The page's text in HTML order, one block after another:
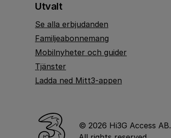
Utvalt
Se alla erbjudanden
Familjeabonnemang
Mobilnyheter och guider
Tjänster
Ladda ned Mitt3-appen
© 2026 Hi3G Access AB.